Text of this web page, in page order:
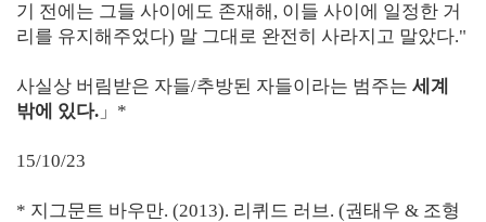
기 전에는 그들 사이에도 존재해, 이들 사이에 일정한 거
리를 유지해주었다) 말 그대로 완전히 사라지고 말았다."
사실상 버림받은 자들/추방된 자들이라는 범주는 세계
밖에 있다. 」*
15/10/23
* 지그문트 바우만. (2013). 리퀴드 러브. (권태우 & 조형